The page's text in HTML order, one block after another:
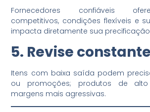
Fornecedores confiáveis
competitivos, condições flexíveis e
impacta diretamente sua
5. Revise
Itens com baixa saída podem
ou promoções; produtos de
margens mais agressivas.